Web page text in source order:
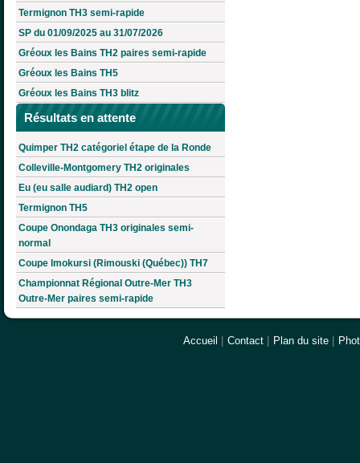
Termignon TH3 semi-rapide
SP du 01/09/2025 au 31/07/2026
Gréoux les Bains TH2 paires semi-rapide
Gréoux les Bains TH5
Gréoux les Bains TH3 blitz
Résultats en attente
Quimper TH2 catégoriel étape de la Ronde
Colleville-Montgomery TH2 originales
Eu (eu salle audiard) TH2 open
Termignon TH5
Coupe Onondaga TH3 originales semi-
normal
Coupe Imokursi (Rimouski (Québec)) TH7
Championnat Régional Outre-Mer TH3
Outre-Mer paires semi-rapide
Accueil Contact Plan du site